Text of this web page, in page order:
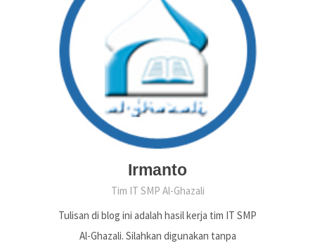
Irmanto
Tim IT SMP Al-Ghazali
Tulisan di blog ini adalah hasil kerja tim IT SMP
Al-Ghazali. Silahkan digunakan tanpa